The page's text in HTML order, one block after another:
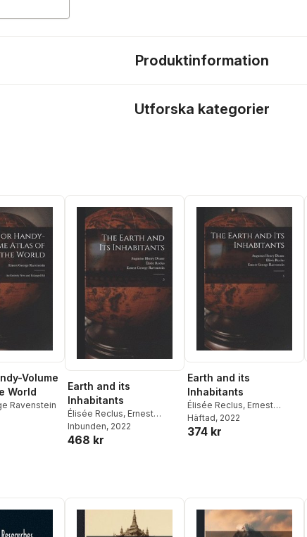
Produktinformation
Utforska kategorier
Volume
World
Ravenstein
Earth and its
Inhabitants
Élisée Reclus, Ernest
George Ravenstein
Augustus Henry Deane
Inbunden, 2022
468 kr
Earth and its
Inhabitants
Élisée Reclus, Ernest
George Ravenstein
Augustus Henry Deane
Häftad, 2022
374 kr